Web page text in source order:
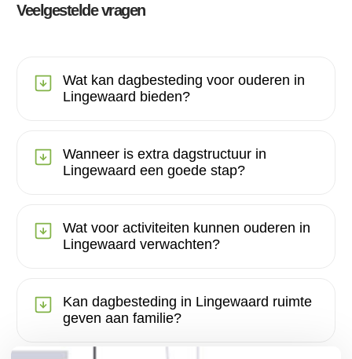
Veelgestelde vragen
Wat kan dagbesteding voor ouderen in
Lingewaard bieden?
Wanneer is extra dagstructuur in
Lingewaard een goede stap?
Wat voor activiteiten kunnen ouderen in
Lingewaard verwachten?
Kan dagbesteding in Lingewaard ruimte
geven aan familie?